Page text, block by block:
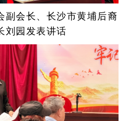
副会长、长沙市黄埔后裔
刘园发表讲话